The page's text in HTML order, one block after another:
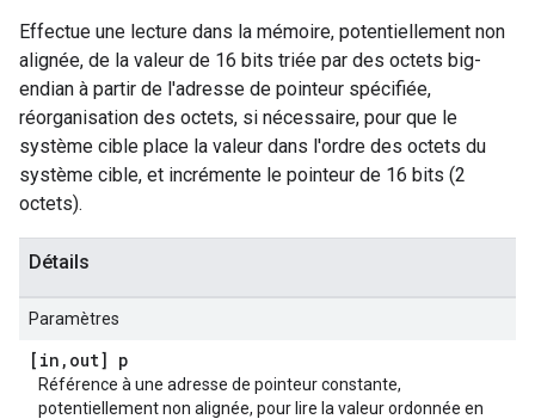
Effectue une lecture dans la mémoire, potentiellement non
alignée, de la valeur de 16 bits triée par des octets big-
endian à partir de l'adresse de pointeur spécifiée,
réorganisation des octets, si nécessaire, pour que le
système cible place la valeur dans l'ordre des octets du
système cible, et incrémente le pointeur de 16 bits (2
octets).
Détails
Paramètres
[in , out] p
Référence à une adresse de pointeur constante,
potentiellement non alignée, pour lire la valeur ordonnée en